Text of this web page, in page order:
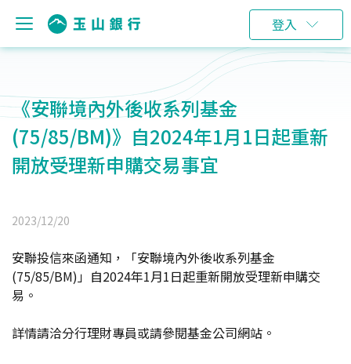
登入
《安聯境內外後收系列基金
(75/85/BM)》自2024年1月1日起重新
開放受理新申購交易事宜
2023/12/20
安聯投信來函通知，「安聯境內外後收系列基金
(75/85/BM)」自2024年1月1日起重新開放受理新申購交
易。
詳情請洽分行理財專員或請參閱基金公司網站。